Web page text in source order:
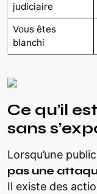
judiciaire
Vous êtes
blanchi
Ce qu’il
sans
Lorsqu’une
pas une
Il existe des